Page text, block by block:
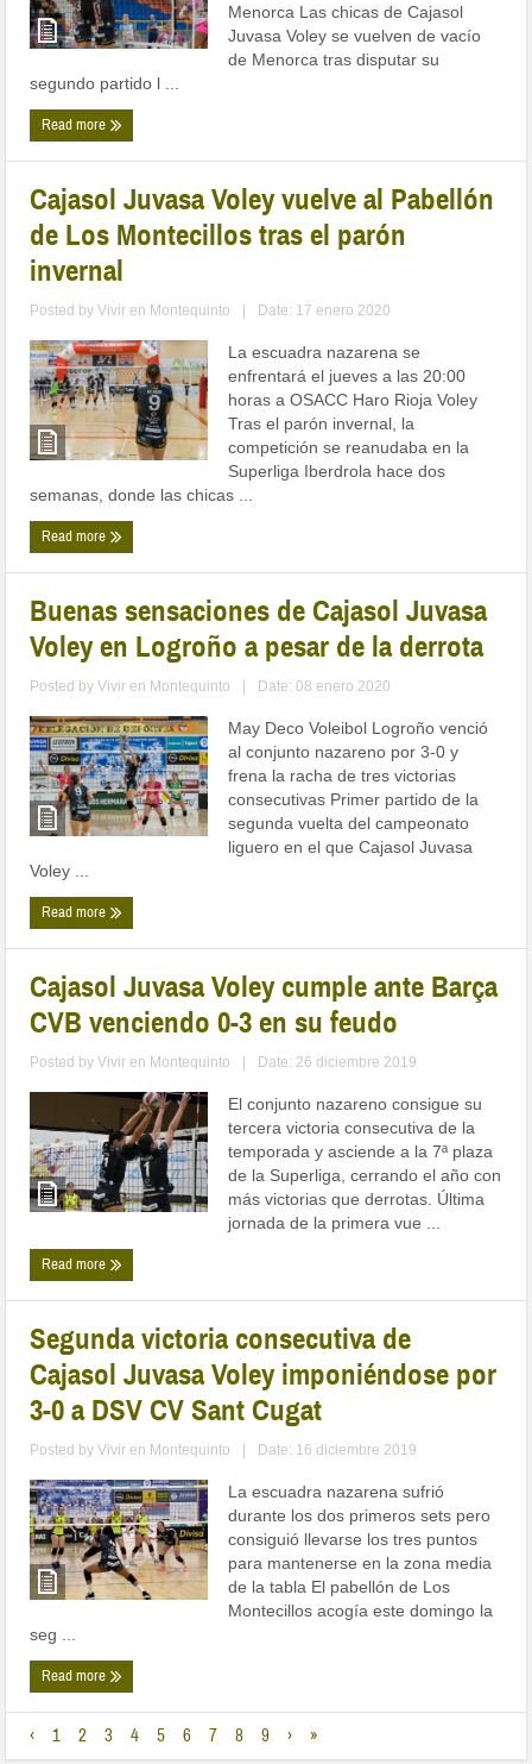
Menorca Las chicas de Cajasol
Juvasa Voley se vuelven de vacío
de Menorca tras disputar su
segundo partido l ...
Read more
Cajasol Juvasa Voley vuelve al Pabellón
de Los Montecillos tras el parón
invernal
Posted byVivir en Montequinto Date: 17 enero 2020
La escuadra nazarena se
enfrentará el jueves a las 20:00
horas a OSACC Haro Rioja Voley
Tras el parón invernal, la
competición se reanudaba en la
Superliga Iberdrola hace dos
semanas, donde las chicas ...
Read more
Buenas sensaciones de Cajasol Juvasa
Voley en Logroño a pesar de la derrota
Posted byVivir en Montequinto Date: 08 enero 2020
May Deco Voleibol Logroño venció
al conjunto nazareno por 3-0 y
frena la racha de tres victorias
consecutivas Primer partido de la
segunda vuelta del campeonato
liguero en el que Cajasol Juvasa
Voley ...
Read more
Cajasol Juvasa Voley cumple ante Barça
CVB venciendo 0-3 en su feudo
Posted byVivir en Montequinto Date: 26 diciembre 2019
El conjunto nazareno consigue su
tercera victoria consecutiva de la
temporada y asciende a la 7ª plaza
de la Superliga, cerrando el año con
más victorias que derrotas. Última
jornada de la primera vue ...
Read more
Segunda victoria consecutiva de
Cajasol Juvasa Voley imponiéndose por
3-0 a DSV CV Sant Cugat
Posted byVivir en Montequinto Date: 16 diciembre 2019
La escuadra nazarena sufrió
durante los dos primeros sets pero
consiguió llevarse los tres puntos
para mantenerse en la zona media
de la tabla El pabellón de Los
Montecillos acogía este domingo la
seg ...
Read more
‹ 1 2 3 4 5 6 7 8 9 › »